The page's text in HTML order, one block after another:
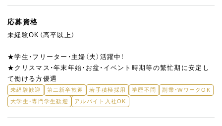
応募資格
未経験OK（高卒以上）
★学生・フリーター・主婦（夫）活躍中！
★クリスマス・年末年始・お盆・イベント時期等の繁忙期に安定し
て働ける方優遇
未経験歓迎 第二新卒歓迎 若手積極採用 学歴不問
副業・WワークOK
大学生・専門学生歓迎
アルバイト入社OK